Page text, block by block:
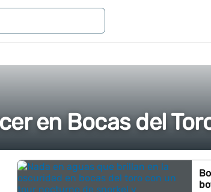
en Bocas del